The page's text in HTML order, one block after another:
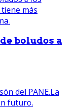
boludos a